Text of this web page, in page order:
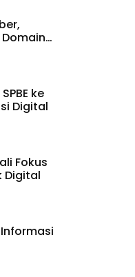
ke
Digital
Fokus
Digital